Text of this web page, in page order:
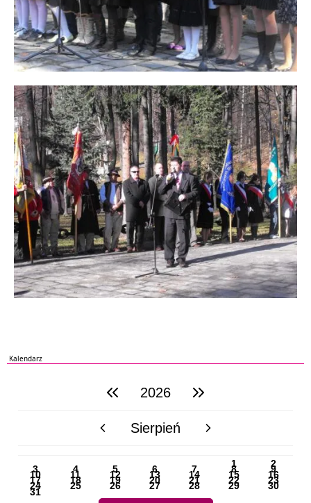
Kalendarz
poprzedni rok2026 następny rok
poprzedni miesiącSierpień następny miesiąc
1 2
3 4 5 6 7 8 9
10 11 12 13 14 15 16
17 18 19 20 21 22 23
24 25 26 27 28 29 30
31